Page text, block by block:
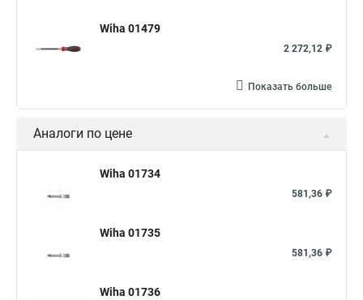
Wiha 01479
2 272,12 ₽
Показать больше
Аналоги по цене
Wiha 01734
581,36 ₽
Wiha 01735
581,36 ₽
Wiha 01736